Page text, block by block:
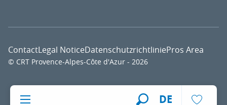
DE
© CRT Provence-Alpes-Côte d'Azur - 2026
ContactLegal NoticeDatenschutzrichtliniePros Area